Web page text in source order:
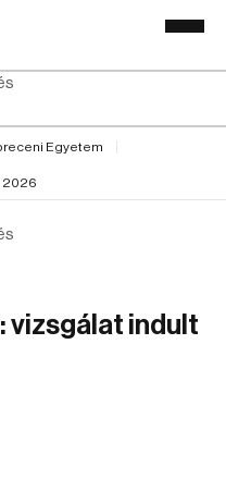
Egyetem
2026
vizsgálat indult